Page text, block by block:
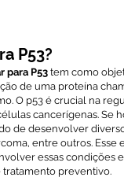
P53?
para P53tem como
de uma proteína
O p53 é crucial na
cancerígenas. Se
de desenvolver
entre outros. Esse
essas condições
tratamento preventivo.